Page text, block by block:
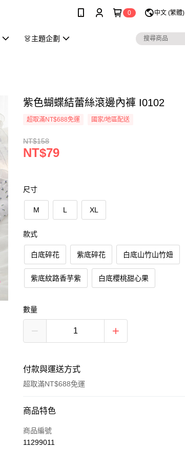
0 中文 (繁體)
👗主題企劃
紫色蝴蝶結蕾絲滾邊內褲 I0102
超取滿NT$688免運 國家/地區配送
NT$158
NT$79
尺寸
M L XL
款式
白底碎花 紫底碎花 白底山竹山竹妞
紫底紋路香芋紫 白底櫻桃甜心果
數量
付款與運送方式
超取滿NT$688免運
付款方式
信用卡一次付款
商品特色
商品編號
11299011